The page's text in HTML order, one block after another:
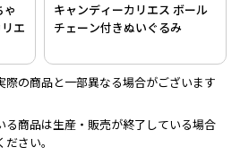
ゃ
エ
キャンディーカリエス ボール
チェーン付きぬいぐるみ
際の商品と一部異なる場合がございます
る商品は生産・販売が終了している場合
さい。